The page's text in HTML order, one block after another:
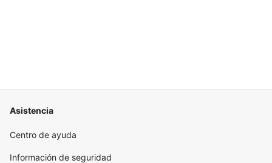
Asistencia
Centro de ayuda
Información de seguridad